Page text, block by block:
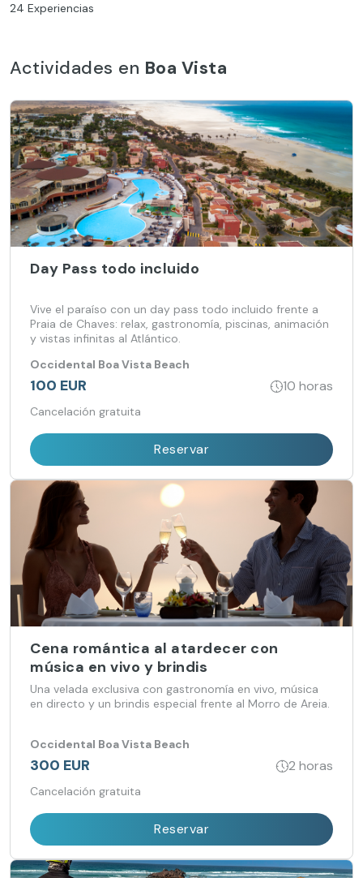
24 Experiencias
Actividades en Boa Vista
Day Pass todo incluido
Vive el paraíso con un day pass todo incluido frente a
Praia de Chaves: relax, gastronomía, piscinas, animación
y vistas infinitas al Atlántico.
Occidental Boa Vista Beach
100 EUR 10 horas
Cancelación gratuita
Reservar
Cena romántica al atardecer con
música en vivo y brindis
Una velada exclusiva con gastronomía en vivo, música
en directo y un brindis especial frente al Morro de Areia.
Occidental Boa Vista Beach
300 EUR 2 horas
Cancelación gratuita
Reservar